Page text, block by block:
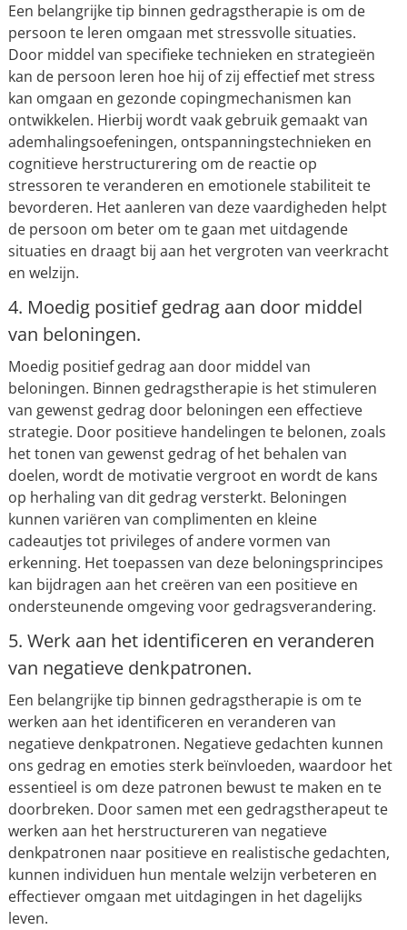
Een belangrijke tip binnen gedragstherapie is om de
persoon te leren omgaan met stressvolle situaties.
Door middel van specifieke technieken en strategieën
kan de persoon leren hoe hij of zij effectief met stress
kan omgaan en gezonde copingmechanismen kan
ontwikkelen. Hierbij wordt vaak gebruik gemaakt van
ademhalingsoefeningen, ontspanningstechnieken en
cognitieve herstructurering om de reactie op
stressoren te veranderen en emotionele stabiliteit te
bevorderen. Het aanleren van deze vaardigheden helpt
de persoon om beter om te gaan met uitdagende
situaties en draagt bij aan het vergroten van veerkracht
en welzijn.
4. Moedig positief gedrag aan door middel
van beloningen.
Moedig positief gedrag aan door middel van
beloningen. Binnen gedragstherapie is het stimuleren
van gewenst gedrag door beloningen een effectieve
strategie. Door positieve handelingen te belonen, zoals
het tonen van gewenst gedrag of het behalen van
doelen, wordt de motivatie vergroot en wordt de kans
op herhaling van dit gedrag versterkt. Beloningen
kunnen variëren van complimenten en kleine
cadeautjes tot privileges of andere vormen van
erkenning. Het toepassen van deze beloningsprincipes
kan bijdragen aan het creëren van een positieve en
ondersteunende omgeving voor gedragsverandering.
5. Werk aan het identificeren en veranderen
van negatieve denkpatronen.
Een belangrijke tip binnen gedragstherapie is om te
werken aan het identificeren en veranderen van
negatieve denkpatronen. Negatieve gedachten kunnen
ons gedrag en emoties sterk beïnvloeden, waardoor het
essentieel is om deze patronen bewust te maken en te
doorbreken. Door samen met een gedragstherapeut te
werken aan het herstructureren van negatieve
denkpatronen naar positieve en realistische gedachten,
kunnen individuen hun mentale welzijn verbeteren en
effectiever omgaan met uitdagingen in het dagelijks
leven.